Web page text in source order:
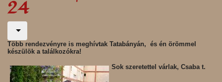
24
Több rendezvényre is meghívtak Tatabányán, és én örömmel
készülök a találkozókra!
Sok szeretettel várlak, Csaba t.